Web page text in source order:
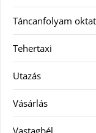
Táncanfolyam
Tehertaxi
Utazás
Vásárlás
Vastagbél